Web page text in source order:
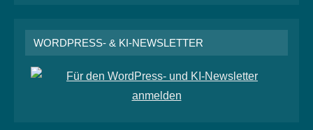
WORDPRESS- & KI-NEWSLETTER